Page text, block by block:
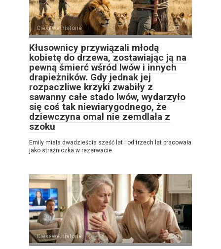
Ciekawe historie 0
Kłusownicy przywiązali młodą
kobietę do drzewa, zostawiając ją na
pewną śmierć wśród lwów i innych
drapieżników. Gdy jednak jej
rozpaczliwe krzyki zwabiły z
sawanny całe stado lwów, wydarzyło
się coś tak niewiarygodnego, że
dziewczyna omal nie zemdlała z
szoku
Emily miała dwadzieścia sześć lat i od trzech lat pracowała
jako strażniczka w rezerwacie
Ciekawe historie 0